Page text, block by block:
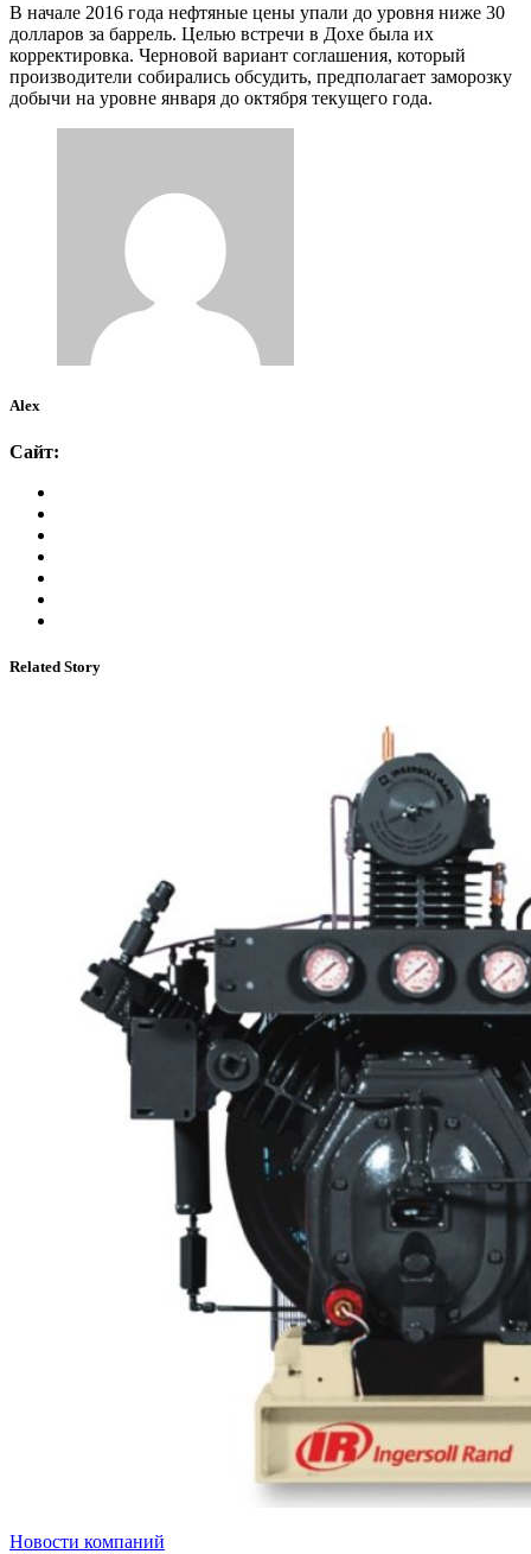
В начале 2016 года нефтяные цены упали до уровня ниже 30
долларов за баррель. Целью встречи в Дохе была их
корректировка. Черновой вариант соглашения, который
производители собирались обсудить, предполагает заморозку
добычи на уровне января до октября текущего года.
Alex
Сайт:
Related Story
Новости компаний